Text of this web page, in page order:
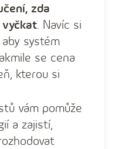
zda
. Navíc si
systém
se cena
kterou si
vám pomůže
a zajistí,